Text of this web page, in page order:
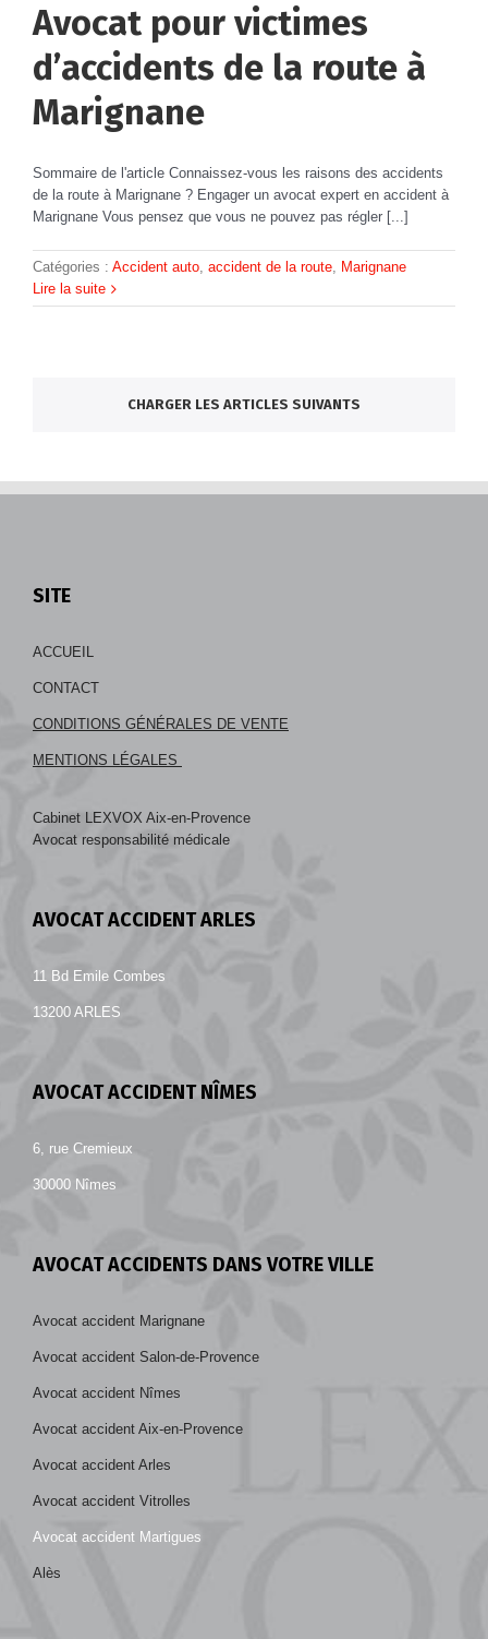
Avocat pour victimes
d’accidents de la route à
Marignane
Sommaire de l'article Connaissez-vous les raisons des accidents
de la route à Marignane ? Engager un avocat expert en accident à
Marignane Vous pensez que vous ne pouvez pas régler [...]
Catégories : Accident auto accident de la route
Marignane
Lire la suite
CHARGER LES ARTICLES SUIVANTS
SITE
ACCUEIL
CONTACT
CONDITIONS GÉNÉRALES DE VENTE
MENTIONS LÉGALES
Cabinet LEXVOX Aix-en-Provence
Avocat responsabilité médicale
AVOCAT ACCIDENT ARLES
11 Bd Emile Combes
13200 ARLES
AVOCAT ACCIDENT NÎMES
6, rue Cremieux
30000 Nîmes
AVOCAT ACCIDENTS DANS VOTRE VILLE
Avocat accident Marignane
Avocat accident Salon-de-Provence
Avocat accident Nîmes
Avocat accident Aix-en-Provence
Avocat accident Arles
Avocat accident Vitrolles
Avocat accident Martigues
Alès